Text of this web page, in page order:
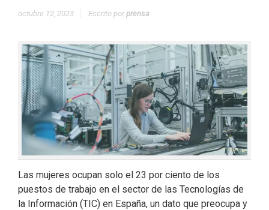
octubre 12, 2023 Escrito porprensa
Las mujeres ocupan solo el 23 por ciento de los
puestos de trabajo en el sector de las Tecnologías de
la Información (TIC) en España, un dato que preocupa y